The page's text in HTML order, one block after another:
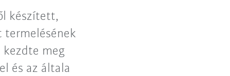
készített,
termelésének
kezdte meg
és az általa